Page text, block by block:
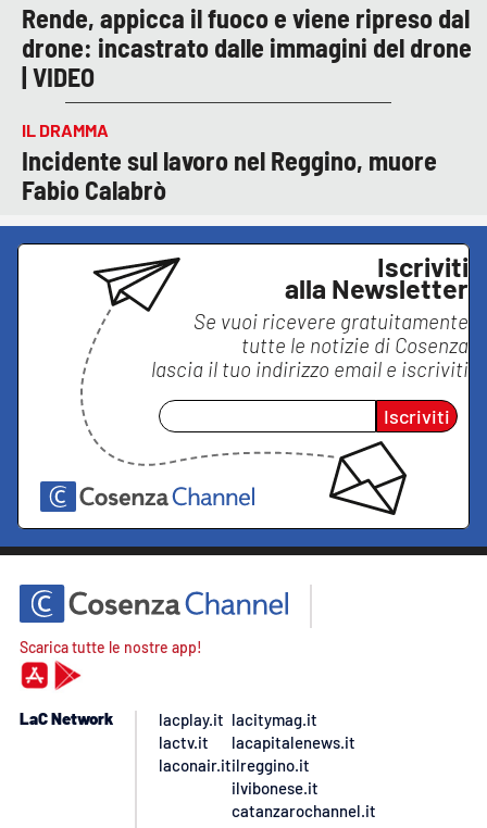
Rende, appicca il fuoco e viene ripreso dal
drone: incastrato dalle immagini del drone
| VIDEO
IL DRAMMA
Incidente sul lavoro nel Reggino, muore
Fabio Calabrò
Iscriviti
alla Newsletter
Se vuoi ricevere gratuitamente
tutte le notizie di Cosenza
lascia il tuo indirizzo email e iscriviti
Iscriviti
Scarica tutte le nostre app!
LaC Network
lacplay.it
lactv.it
laconair.it
lacitymag.it
lacapitalenews.it
ilreggino.it
ilvibonese.it
catanzarochannel.it